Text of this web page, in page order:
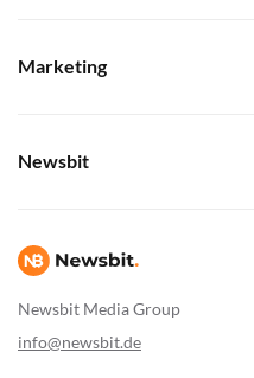
Newsbit Media Group
info@newsbit.de
Marketing
Newsbit